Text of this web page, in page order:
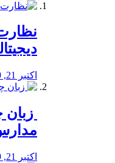
اکتبر 21, 2019
اکتبر 21, 2019